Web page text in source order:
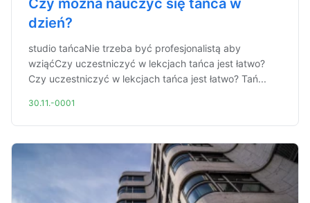
Czy można nauczyć się tańca w
dzień?
studio tańcaNie trzeba być profesjonalistą aby
wziąćCzy uczestniczyć w lekcjach tańca jest łatwo?
Czy uczestniczyć w lekcjach tańca jest łatwo? Tań...
30.11.-0001